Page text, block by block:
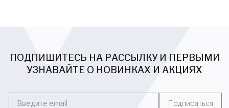
ПОДПИШИТЕСЬ НА РАССЫЛКУ И ПЕРВЫМИ
УЗНАВАЙТЕ О НОВИНКАХ И АКЦИЯХ
Введите email Подписаться